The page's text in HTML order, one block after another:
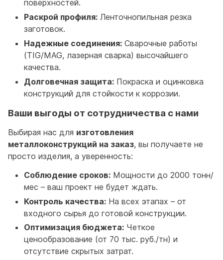
поверхностей.
Раскрой профиля: Ленточнопильная резка
заготовок.
Надежные соединения: Сварочные работы
(TIG/MAG, лазерная сварка) высочайшего
качества.
Долговечная защита: Покраска и оцинковка
конструкций для стойкости к коррозии.
Ваши выгоды от сотрудничества с нами
Выбирая нас для изготовления
металлоконструкций на заказ, вы получаете не
просто изделия, а уверенность:
Соблюдение сроков: Мощности до 2000 тонн/
мес – ваш проект не будет ждать.
Контроль качества: На всех этапах – от
входного сырья до готовой конструкции.
Оптимизация бюджета: Четкое
ценообразование (от 70 тыс. руб./тн) и
отсутствие скрытых затрат.